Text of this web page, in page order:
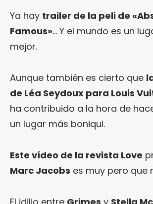
Ya hay trailer de la peli de
Famous»… Y el mundo es un
mejor.
Aunque también es cierto que
de Léa Seydoux para Louis
ha contribuido a la hora de
un lugar más boniqui.
Este vídeo de la revista Love
Marc Jacobs es muy pero que